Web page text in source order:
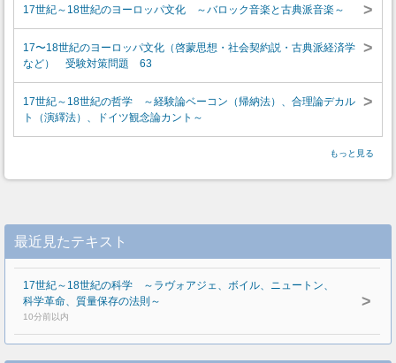
17世紀～18世紀のヨーロッパ文化 ～バロック音楽と古典派音楽～ >
17〜18世紀のヨーロッパ文化（啓蒙思想・社会契約説・古典派経済学
など） 受験対策問題 63
>
17世紀～18世紀の哲学 ～経験論ベーコン（帰納法）、合理論デカル
ト（演繹法）、ドイツ観念論カント～
>
もっと見る
最近見たテキスト
17世紀～18世紀の科学 ～ラヴォアジェ、ボイル、ニュートン、
科学革命、質量保存の法則～
10分前以内
>